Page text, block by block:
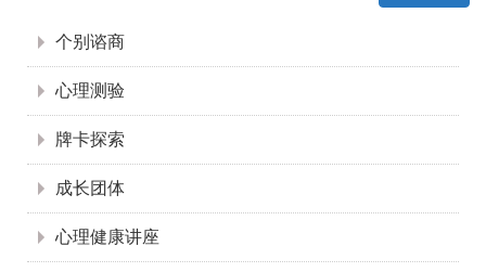
个别谘商
心理测验
牌卡探索
成长团体
心理健康讲座